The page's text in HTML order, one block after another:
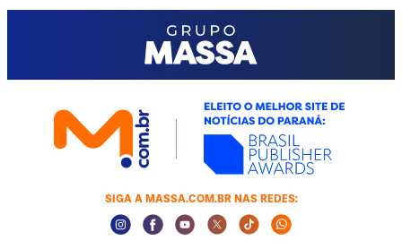
SIGA A MASSA.COM.BR NAS REDES:
Instagram Social Media
Facebook Social Media
Youtube Social Media
Twitter Social Media
Tiktok Social Media
Whatsapp